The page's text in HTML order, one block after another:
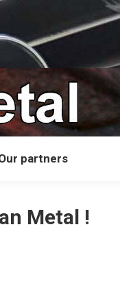
partners
Metal !